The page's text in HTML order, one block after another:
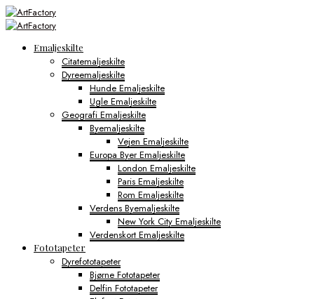
Emaljeskilte
Citatemaljeskilte
Dyreemaljeskilte
Hunde Emaljeskilte
Ugle Emaljeskilte
Geografi Emaljeskilte
Byemaljeskilte
Vejen Emaljeskilte
Europa Byer Emaljeskilte
London Emaljeskilte
Paris Emaljeskilte
Rom Emaljeskilte
Verdens Byemaljeskilte
New York City Emaljeskilte
Verdenskort Emaljeskilte
Fototapeter
Dyrefototapeter
Bjørne Fototapeter
Delfin Fototapeter